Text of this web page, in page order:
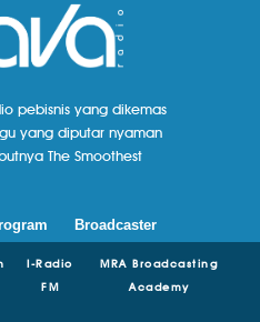
pebisnis yang dikemas
yang diputar nyaman
The Smoothest
Broadcaster
I-Radio
FM
MRA Broadcasting
Academy